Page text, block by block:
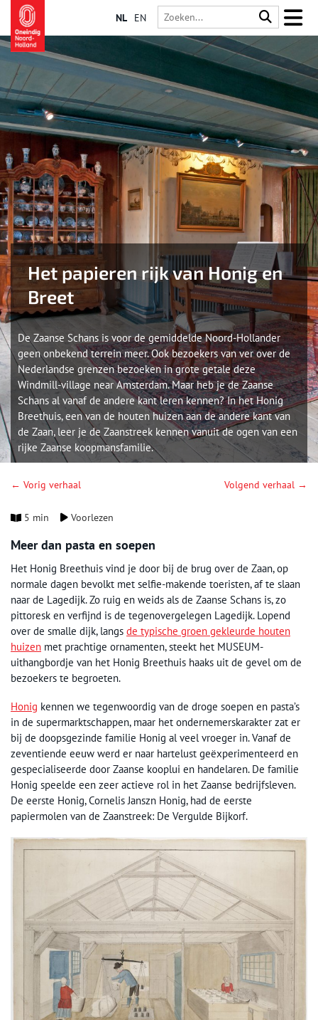
NL EN
Het papieren rijk van Honig en
Breet
De Zaanse Schans is voor de gemiddelde Noord-Hollander
geen onbekend terrein meer. Ook bezoekers van ver over de
Nederlandse grenzen bezoeken in grote getale deze
Windmill-village near Amsterdam. Maar heb je de Zaanse
Schans al vanaf de andere kant leren kennen? In het Honig
Breethuis, een van de houten huizen aan de andere kant van
de Zaan, leer je de Zaanstreek kennen vanuit de ogen van een
rijke Zaanse koopmansfamilie.
← Vorig verhaal Volgend verhaal →
5 min Voorlezen
Meer dan pasta en soepen
Het Honig Breethuis vind je door bij de brug over de Zaan, op
normale dagen bevolkt met selfie-makende toeristen, af te slaan
naar de Lagedijk. Zo ruig en weids als de Zaanse Schans is, zo
pittoresk en verfijnd is de tegenovergelegen Lagedijk. Lopend
over de smalle dijk, langs de typische groen gekleurde houten
huizen met prachtige ornamenten, steekt het MUSEUM-
uithangbordje van het Honig Breethuis haaks uit de gevel om de
bezoekers te begroeten.
Honig kennen we tegenwoordig van de droge soepen en pasta’s
in de supermarktschappen, maar het ondernemerskarakter zat er
bij de doopsgezinde familie Honig al veel vroeger in. Vanaf de
zeventiende eeuw werd er naar hartelust geëxperimenteerd en
gespecialiseerde door Zaanse kooplui en handelaren. De familie
Honig speelde een zeer actieve rol in het Zaanse bedrijfsleven.
De eerste Honig, Cornelis Janszn Honig, had de eerste
papiermolen van de Zaanstreek: De Vergulde Bijkorf.